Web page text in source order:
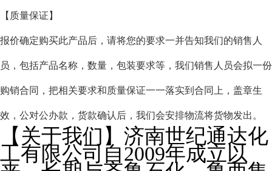
【质量保证】
报价确定购买此产品后，请将您的要求一并告知我们的销售人
员，包括产品名称，数量，包装要求等，我们销售人员会拟一份
购销合同，把相关要求和质量保证一一落实到合同上，盖章生
效，公对公办款，货款确认后，我们会安排物流将货物发出。
【关于我们】济南世纪通达化
工有限公司自2009年成立以